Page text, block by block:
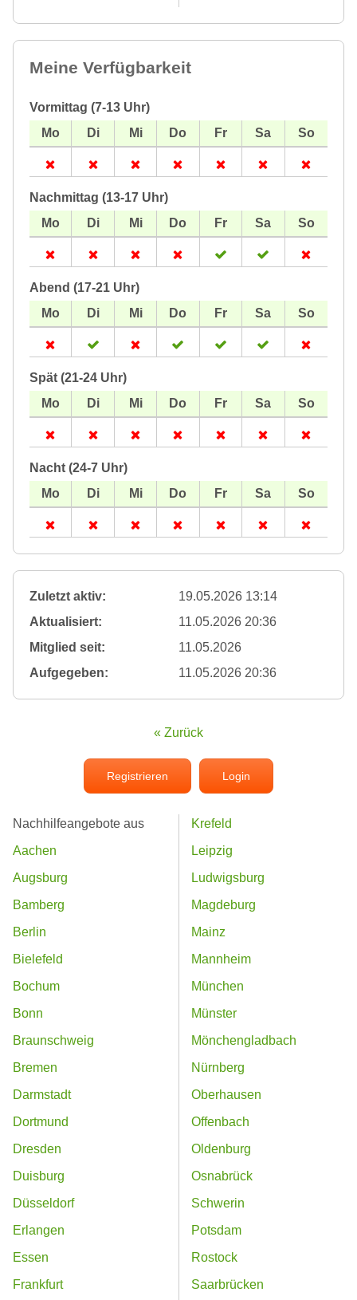
Meine Verfügbarkeit
Vormittag (7-13 Uhr)
Nachmittag (13-17 Uhr)
Abend (17-21 Uhr)
Spät (21-24 Uhr)
Nacht (24-7 Uhr)
Zuletzt aktiv:
19.05.2026 13:14
Aktualisiert:
11.05.2026 20:36
Mitglied seit:
11.05.2026
Aufgegeben:
11.05.2026 20:36
« Zurück
Registrieren Login
Nachhilfeangebote aus
Aachen
Augsburg
Bamberg
Berlin
Bielefeld
Bochum
Bonn
Braunschweig
Bremen
Darmstadt
Dortmund
Dresden
Duisburg
Düsseldorf
Erlangen
Essen
Frankfurt
Krefeld
Leipzig
Ludwigsburg
Magdeburg
Mainz
Mannheim
München
Münster
Mönchengladbach
Nürnberg
Oberhausen
Offenbach
Oldenburg
Osnabrück
Schwerin
Potsdam
Rostock
Saarbrücken